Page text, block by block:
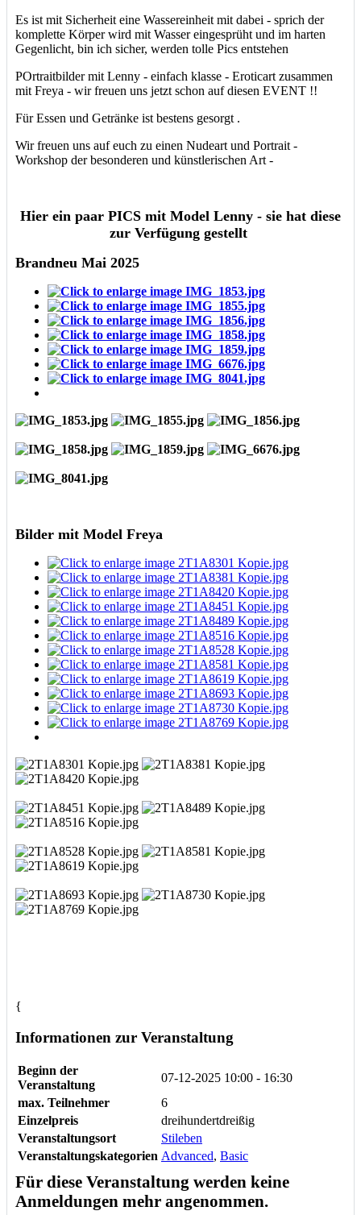
Es ist mit Sicherheit eine Wassereinheit mit dabei - sprich der
komplette Körper wird mit Wasser eingesprüht und im harten
Gegenlicht, bin ich sicher, werden tolle Pics entstehen
POrtraitbilder mit Lenny - einfach klasse - Eroticart zusammen
mit Freya - wir freuen uns jetzt schon auf diesen EVENT !!
Für Essen und Getränke ist bestens gesorgt .
Wir freuen uns auf euch zu einen Nudeart und Portrait -
Workshop der besonderen und künstlerischen Art -
Hier ein paar PICS mit Model Lenny - sie hat diese
zur Verfügung gestellt
Brandneu Mai 2025
Bilder mit Model Freya
{
Informationen zur Veranstaltung
Beginn der
Veranstaltung
07-12-2025 10:00 - 16:30
max. Teilnehmer
6
Einzelpreis
dreihundertdreißig
Veranstaltungsort
Stileben
Veranstaltungskategorien Advanced, Basic
Für diese Veranstaltung werden keine
Anmeldungen mehr angenommen.